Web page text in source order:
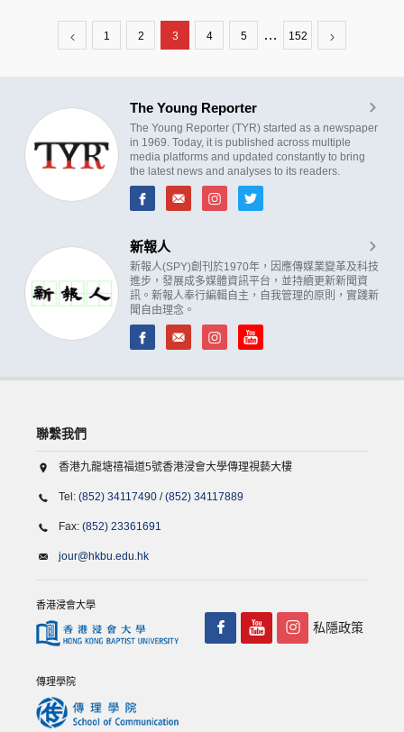
1 2 3 4 5 … 152
The Young Reporter
The Young Reporter (TYR) started as a newspaper
in 1969. Today, it is published across multiple
media platforms and updated constantly to bring
the latest news and analyses to its readers.
新報人
新報人(SPY)創刊於1970年，因應傳媒業變革及科技
進步，發展成多媒體資訊平台，並持續更新新聞資
訊。新報人奉行編輯自主，自我管理的原則，實踐新
聞自由理念。
聯繫我們
香港九龍塘禧福道5號香港浸會大學傳理視藝大樓
Tel: (852) 34117490 /(852) 34117889
Fax: (852) 23361691
jour@hkbu.edu.hk
香港浸會大學
傳理學院
私隱政策